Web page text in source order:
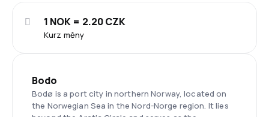
Kurz měny
1 NOK = 2.20 CZK
Bodo
Bodø is a port city in northern Norway, located on
the Norwegian Sea in the Nord-Norge region. It lies